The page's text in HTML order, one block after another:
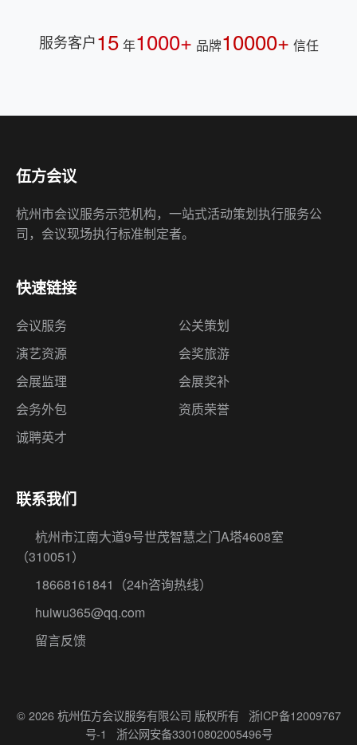
服务客户15 年1000+ 品牌10000+ 信任
伍方会议
杭州市会议服务示范机构，一站式活动策划执行服务公
司，会议现场执行标准制定者。
快速链接
会议服务
公关策划
演艺资源
会奖旅游
会展监理
会展奖补
会务外包
资质荣誉
诚聘英才
联系我们
杭州市江南大道9号世茂智慧之门A塔4608室
（310051）
18668161841
（24h咨询热线）
huiwu365@qq.com
留言反馈
© 2026 杭州伍方会议服务有限公司 版权所有 浙ICP备12009767
号-1
浙公网安备33010802005496号